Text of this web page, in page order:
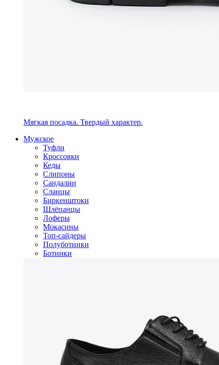
Мягкая посадка. Твердый характер.
Мужское
Туфли
Кроссовки
Кеды
Слипоны
Сандалии
Сланцы
Биркенштоки
Шлёпанцы
Лоферы
Мокасины
Топ-сайдеры
Полуботинки
Ботинки